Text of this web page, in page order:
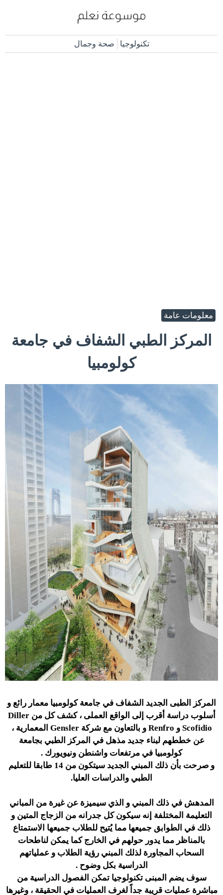
تكنولوجيا صحة وجمال
معلومات عامة
المركز الطبي الشفاف في جامعة
كولومبيا
المركز الطبى الجديد الشفاف في جامعة كولومبيا معمار رائع و
أسلوب دراسة أقرب إلى الواقع العملى ، كشف كل من Diller
Scofidio و Renfro و بالتعاون مع شركة Gensler المعمارية ،
عن خططهم لبناء جديد مذهل في المركز الطبي بجامعة
كولومبيا في مرتفعات واشنطن ونيويورك .
و صرحت بأن ذلك المبني الجديد سيتكون من 14 طابقا للتعليم
الطبي والدراسات العليا.
المدهش في ذلك المبني و الذي سيميزة عن غيرة من المباني
التعليمة المختلفة إنه سيكون كل جدرانه من الزجاج المتين و
ذلك في الطوابق جميعها مما يُتيح للطلاب جميعها الاستمتاع
بالمناظر مما يدور حولهم في الخارج كما يمكن لناطحات
السحاب المجاورة لذلك المبني رؤية الطلاب و عملياتهم
الدراسية بكل وضوح .
سوف يضم المبنى تكنولوجيا تمكن الفصول الدراسية من
مباشرة عمليات قريبة جداً لغرف العمليات في الحقيقة ، وغيرها